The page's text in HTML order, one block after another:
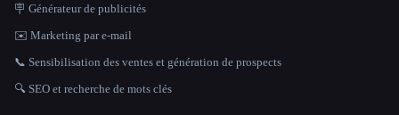
🪧 Générateur de publicités
✉️ Marketing par e-mail
📞 Sensibilisation des ventes et génération de prospects
🔍 SEO et recherche de mots clés